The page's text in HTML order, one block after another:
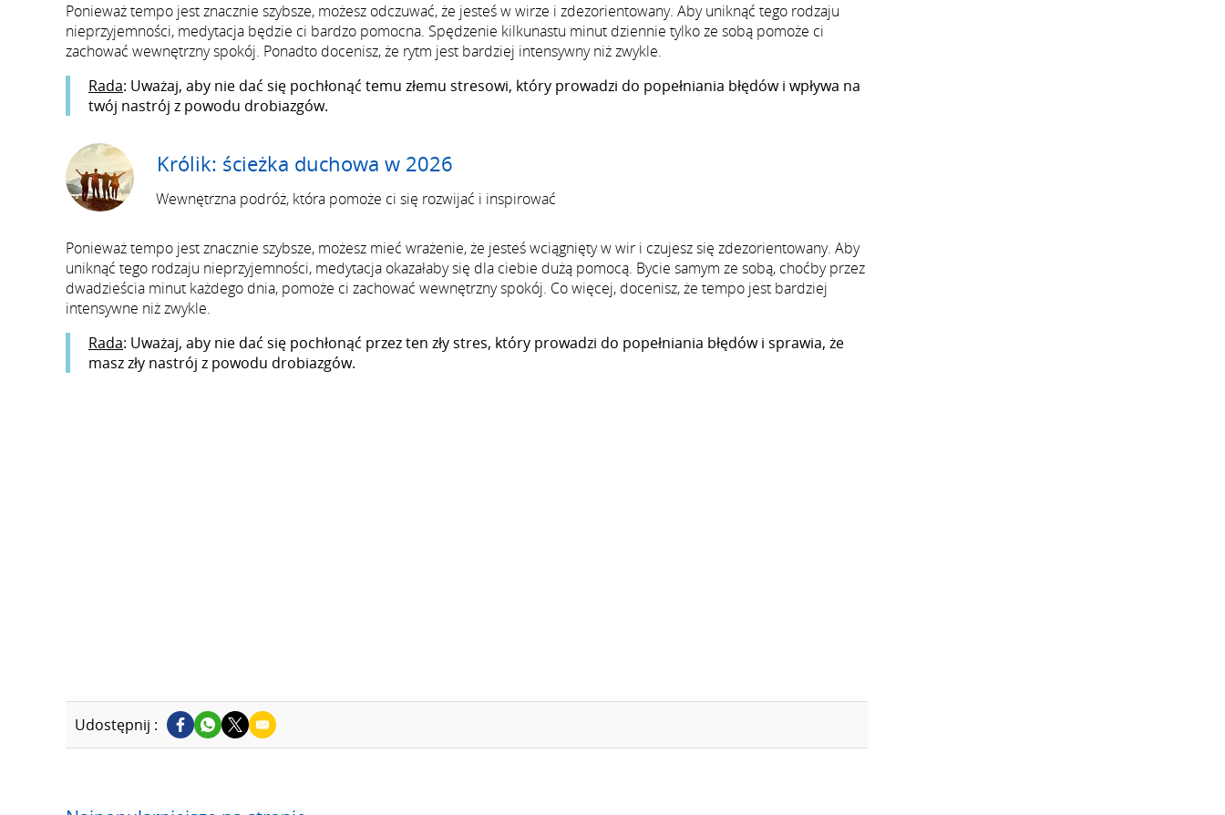
Ponieważ tempo jest znacznie szybsze, możesz odczuwać, że jesteś w wirze i zdezorientowany. Aby uniknąć tego rodzaju
nieprzyjemności, medytacja będzie ci bardzo pomocna. Spędzenie kilkunastu minut dziennie tylko ze sobą pomoże ci
zachować wewnętrzny spokój. Ponadto docenisz, że rytm jest bardziej intensywny niż zwykle.
Rada: Uważaj, aby nie dać się pochłonąć temu złemu stresowi, który prowadzi do popełniania błędów i wpływa na
twój nastrój z powodu drobiazgów.
Królik: ścieżka duchowa w 2026
Wewnętrzna podróż, która pomoże ci się rozwijać i inspirować
Ponieważ tempo jest znacznie szybsze, możesz mieć wrażenie, że jesteś wciągnięty w wir i czujesz się zdezorientowany. Aby
uniknąć tego rodzaju nieprzyjemności, medytacja okazałaby się dla ciebie dużą pomocą. Bycie samym ze sobą, choćby przez
dwadzieścia minut każdego dnia, pomoże ci zachować wewnętrzny spokój. Co więcej, docenisz, że tempo jest bardziej
intensywne niż zwykle.
Rada: Uważaj, aby nie dać się pochłonąć przez ten zły stres, który prowadzi do popełniania błędów i sprawia, że
masz zły nastrój z powodu drobiazgów.
Udostępnij :